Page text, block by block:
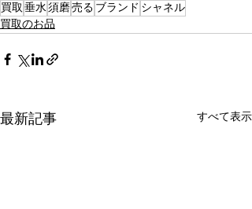
買取垂水須磨売る ブランド シャネル
買取のお品
最新記事 すべて表示